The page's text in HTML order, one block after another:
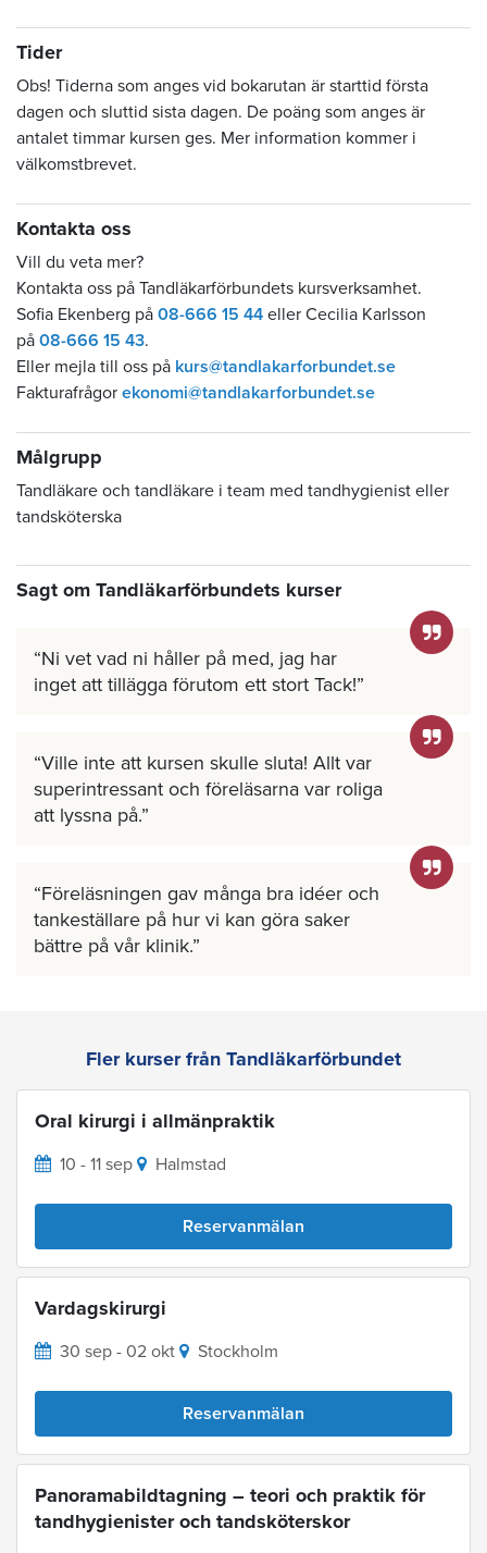
Tider
Obs! Tiderna som anges vid bokarutan är starttid första
dagen och sluttid sista dagen. De poäng som anges är
antalet timmar kursen ges. Mer information kommer i
välkomstbrevet.
Kontakta oss
Vill du veta mer?
Kontakta oss på Tandläkarförbundets kursverksamhet.
Sofia Ekenberg på 08-666 15 44 eller Cecilia Karlsson
på 08-666 15 43.
Eller mejla till oss på kurs@tandlakarforbundet.se
Fakturafrågor ekonomi@tandlakarforbundet.se
Målgrupp
Tandläkare och tandläkare i team med tandhygienist eller
tandsköterska
Sagt om Tandläkarförbundets kurser
Ni vet vad ni håller på med, jag har
inget att tillägga förutom ett stort Tack!
Ville inte att kursen skulle sluta! Allt var
superintressant och föreläsarna var roliga
att lyssna på.
Föreläsningen gav många bra idéer och
tankeställare på hur vi kan göra saker
bättre på vår klinik.
Fler kurser från Tandläkarförbundet
Oral kirurgi i allmänpraktik
10 - 11 sep Halmstad
Reservanmälan
Vardagskirurgi
30 sep - 02 okt Stockholm
Reservanmälan
Panoramabildtagning – teori och praktik för
tandhygienister och tandsköterskor